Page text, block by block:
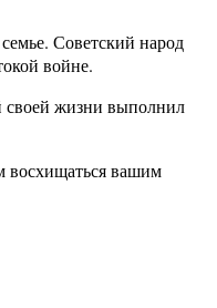
Советский народ
войне.
своей жизни выполнил
восхищаться вашим